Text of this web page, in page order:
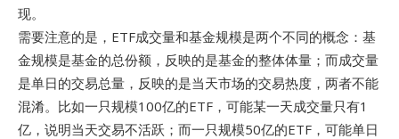
现。
需要注意的是，ETF成交量和基金规模是两个不同的概念：基
金规模是基金的总份额，反映的是基金的整体体量；而成交量
是单日的交易总量，反映的是当天市场的交易热度，两者不能
混淆。比如一只规模100亿的ETF，可能某一天成交量只有1
亿，说明当天交易不活跃；而一只规模50亿的ETF，可能单日